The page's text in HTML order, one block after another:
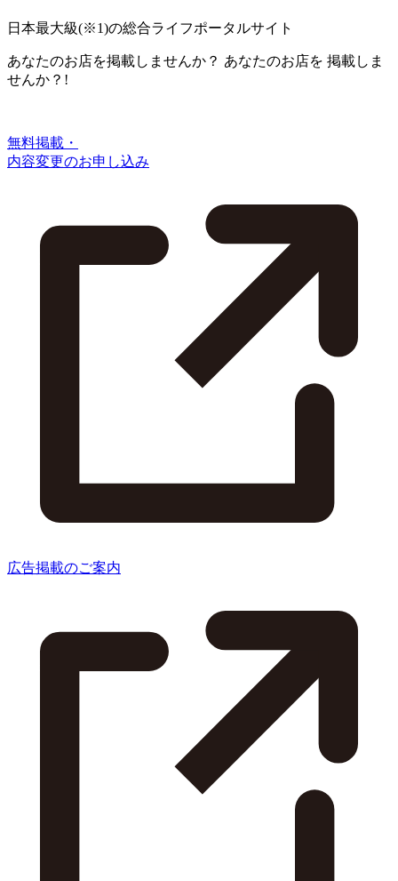
日本最大級(※1)の総合ライフポータルサイト
あなたのお店を掲載しませんか？ あなたのお店を 掲載しま
せんか？!
無料掲載・
内容変更のお申し込み
広告掲載のご案内